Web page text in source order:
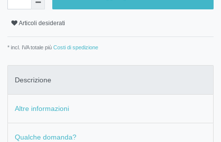
Articoli desiderati
* incl. IVA totale più Costi di spedizione
Descrizione
Altre informazioni
Qualche domanda?